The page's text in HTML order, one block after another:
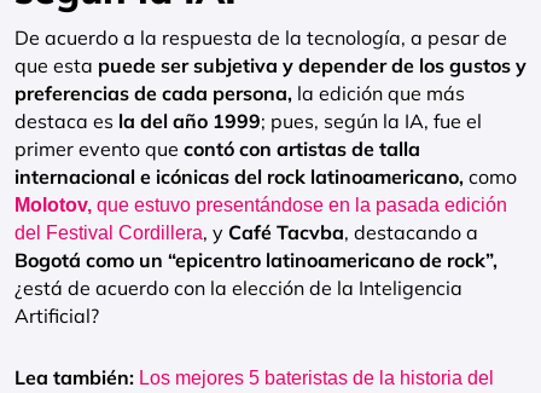
De acuerdo a la respuesta de la tecnología, a pesar de
que esta puede sersubjetiva y depender de los gustos y
preferencias de cada persona, la edición que más
destaca es la del año 1999; pues, según la IA, fue el
primer evento que contó con artistas de talla
internacional e icónicas del rock latinoamericano, como
Molotov, que estuvo presentándose en la pasada edición
del Festival Cordillera, y Café Tacvba, destacando a
Bogotá como un “epicentro latinoamericano de rock”,
¿está de acuerdo con la elección de la Inteligencia
Artificial?
Lea también: Los mejores 5 bateristas de la historia del